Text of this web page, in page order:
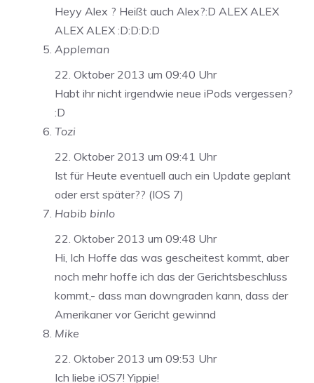
Heyy Alex ? Heißt auch Alex?:D ALEX ALEX
ALEX ALEX :D:D:D:D
Appleman
22. Oktober 2013 um 09:40 Uhr
Habt ihr nicht irgendwie neue iPods vergessen?
:D
Tozi
22. Oktober 2013 um 09:41 Uhr
Ist für Heute eventuell auch ein Update geplant
oder erst später?? (IOS 7)
Habib binlo
22. Oktober 2013 um 09:48 Uhr
Hi, Ich Hoffe das was gescheitest kommt, aber
noch mehr hoffe ich das der Gerichtsbeschluss
kommt,- dass man downgraden kann, dass der
Amerikaner vor Gericht gewinnd
Mike
22. Oktober 2013 um 09:53 Uhr
Ich liebe iOS7! Yippie!